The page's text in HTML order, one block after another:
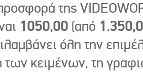
της
1050,00 (από
όλη την
κειμένων, τη